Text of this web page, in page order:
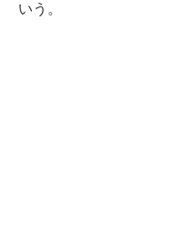
いう。